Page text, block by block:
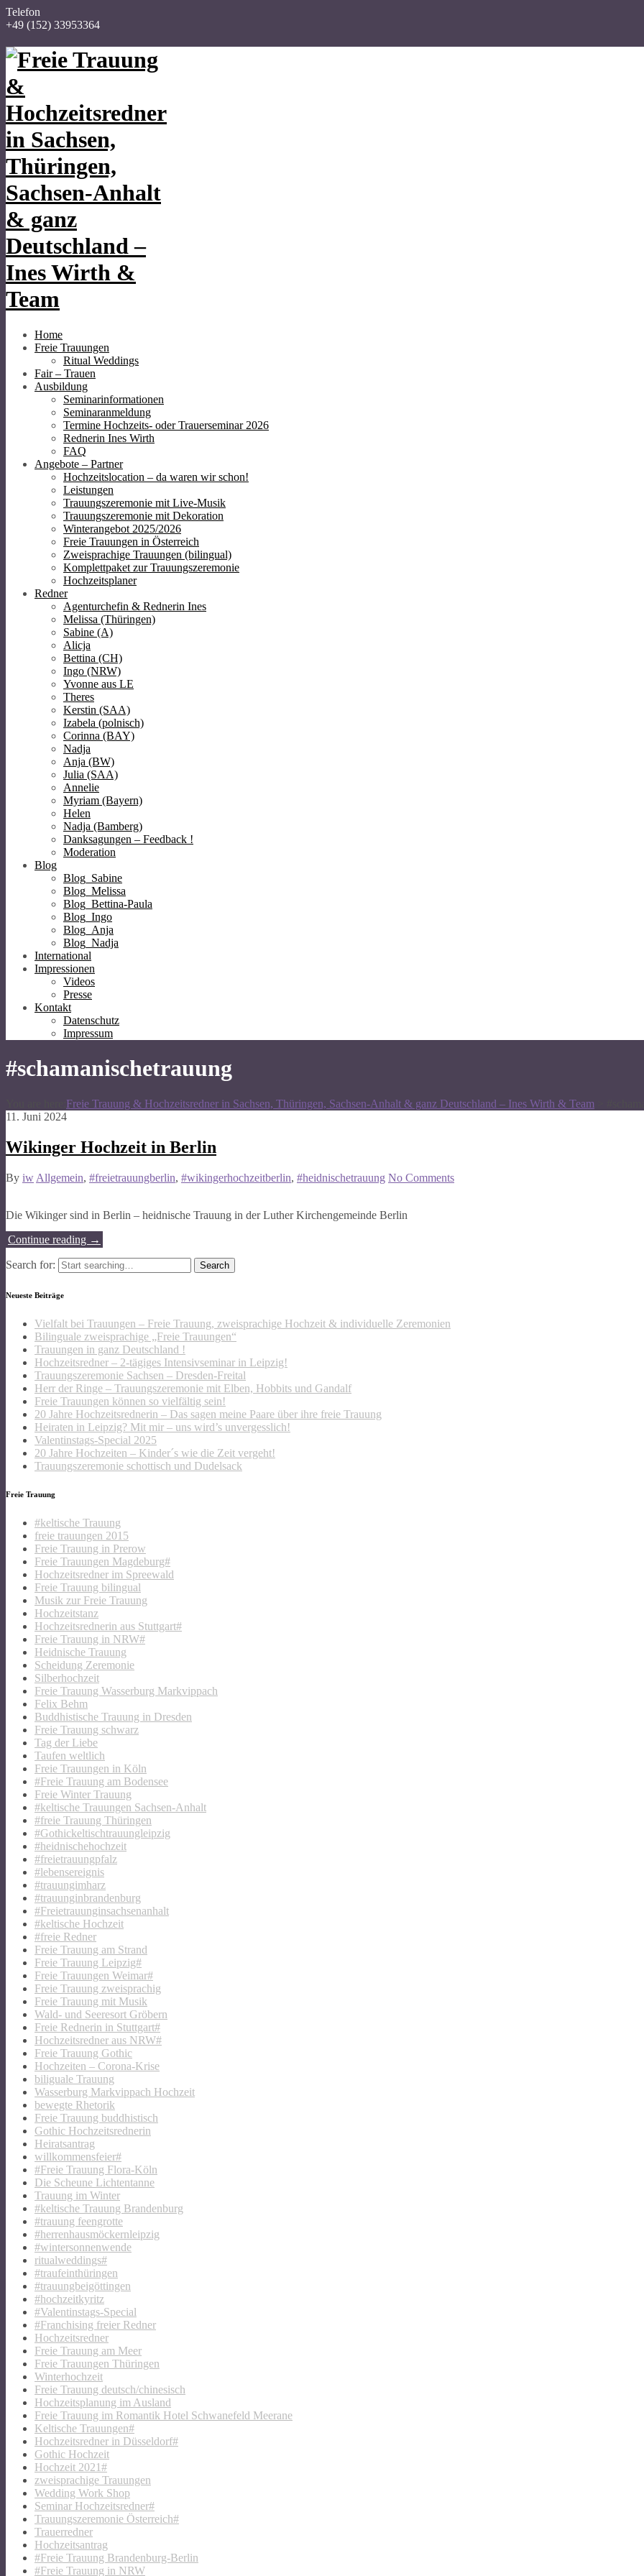
Telefon
+49 (152) 33953364
Home
Freie Trauungen
Ritual Weddings
Fair – Trauen
Ausbildung
Seminarinformationen
Seminaranmeldung
Termine Hochzeits- oder Trauerseminar 2026
Rednerin Ines Wirth
FAQ
Angebote – Partner
Hochzeitslocation – da waren wir schon!
Leistungen
Trauungszeremonie mit Live-Musik
Trauungszeremonie mit Dekoration
Winterangebot 2025/2026
Freie Trauungen in Österreich
Zweisprachige Trauungen (bilingual)
Komplettpaket zur Trauungszeremonie
Hochzeitsplaner
Redner
Agenturchefin & Rednerin Ines
Melissa (Thüringen)
Sabine (A)
Alicja
Bettina (CH)
Ingo (NRW)
Yvonne aus LE
Theres
Kerstin (SAA)
Izabela (polnisch)
Corinna (BAY)
Nadja
Anja (BW)
Julia (SAA)
Annelie
Myriam (Bayern)
Helen
Nadja (Bamberg)
Danksagungen – Feedback !
Moderation
Blog
Blog_Sabine
Blog_Melissa
Blog_Bettina-Paula
Blog_Ingo
Blog_Anja
Blog_Nadja
International
Impressionen
Videos
Presse
Kontakt
Datenschutz
Impressum
#schamanischetrauung
Freie Trauung & Hochzeitsredner in Sachsen, Thüringen, Sachsen-Anhalt & ganz Deutschland – Ines Wirth & Team
11. Juni 2024
Wikinger Hochzeit in Berlin
By iw Allgemein, #freietrauungberlin, #wikingerhochzeitberlin, #heidnischetrauung No Comments
Die Wikinger sind in Berlin – heidnische Trauung in der Luther Kirchengemeinde Berlin
Continue reading →
Search for:
Neueste Beiträge
Vielfalt bei Trauungen – Freie Trauung, zweisprachige Hochzeit & individuelle Zeremonien
Bilinguale zweisprachige „Freie Trauungen“
Trauungen in ganz Deutschland !
Hochzeitsredner – 2-tägiges Intensivseminar in Leipzig!
Trauungszeremonie Sachsen – Dresden-Freital
Herr der Ringe – Trauungszeremonie mit Elben, Hobbits und Gandalf
Freie Trauungen können so vielfältig sein!
20 Jahre Hochzeitsrednerin – Das sagen meine Paare über ihre freie Trauung
Heiraten in Leipzig? Mit mir – uns wird’s unvergesslich!
Valentinstags-Special 2025
20 Jahre Hochzeiten – Kinder´s wie die Zeit vergeht!
Trauungszeremonie schottisch und Dudelsack
Freie Trauung
#keltische Trauung
freie trauungen 2015
Freie Trauung in Prerow
Freie Trauungen Magdeburg#
Hochzeitsredner im Spreewald
Freie Trauung bilingual
Musik zur Freie Trauung
Hochzeitstanz
Hochzeitsrednerin aus Stuttgart#
Freie Trauung in NRW#
Heidnische Trauung
Scheidung Zeremonie
Silberhochzeit
Freie Trauung Wasserburg Markvippach
Felix Behm
Buddhistische Trauung in Dresden
Freie Trauung schwarz
Tag der Liebe
Taufen weltlich
Freie Trauungen in Köln
#Freie Trauung am Bodensee
Freie Winter Trauung
#keltische Trauungen Sachsen-Anhalt
#freie Trauung Thüringen
#Gothickeltischtrauungleipzig
#heidnischehochzeit
#freietrauungpfalz
#lebensereignis
#trauungimharz
#trauunginbrandenburg
#Freietrauunginsachsenanhalt
#keltische Hochzeit
#freie Redner
Freie Trauung am Strand
Freie Trauung Leipzig#
Freie Trauungen Weimar#
Freie Trauung zweisprachig
Freie Trauung mit Musik
Wald- und Seeresort Gröbern
Freie Rednerin in Stuttgart#
Hochzeitsredner aus NRW#
Freie Trauung Gothic
Hochzeiten – Corona-Krise
biliguale Trauung
Wasserburg Markvippach Hochzeit
bewegte Rhetorik
Freie Trauung buddhistisch
Gothic Hochzeitsrednerin
Heiratsantrag
willkommensfeier#
#Freie Trauung Flora-Köln
Die Scheune Lichtentanne
Trauung im Winter
#keltische Trauung Brandenburg
#trauung feengrotte
#herrenhausmöckernleipzig
#wintersonnenwende
ritualweddings#
#traufeinthüringen
#trauungbeigöttingen
#hochzeitkyritz
#Valentinstags-Special
#Franchising freier Redner
Hochzeitsredner
Freie Trauung am Meer
Freie Trauungen Thüringen
Winterhochzeit
Freie Trauung deutsch/chinesisch
Hochzeitsplanung im Ausland
Freie Trauung im Romantik Hotel Schwanefeld Meerane
Keltische Trauungen#
Hochzeitsredner in Düsseldorf#
Gothic Hochzeit
Hochzeit 2021#
zweisprachige Trauungen
Wedding Work Shop
Seminar Hochzeitsredner#
Trauungszeremonie Österreich#
Trauerredner
Hochzeitsantrag
#Freie Trauung Brandenburg-Berlin
#Freie Trauung in NRW